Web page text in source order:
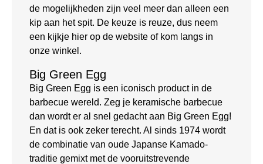
de mogelijkheden zijn veel meer dan alleen een
kip aan het spit. De keuze is reuze, dus neem
een kijkje hier op de website of kom langs in
onze winkel.
Big Green Egg
Big Green Egg is een iconisch product in de
barbecue wereld. Zeg je keramische barbecue
dan wordt er al snel gedacht aan Big Green Egg!
En dat is ook zeker terecht. Al sinds 1974 wordt
de combinatie van oude Japanse Kamado-
traditie gemixt met de vooruitstrevende